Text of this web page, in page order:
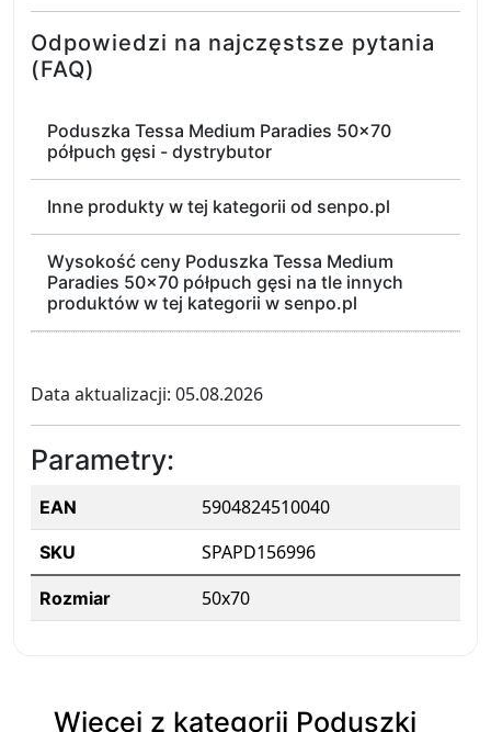
Odpowiedzi na najczęstsze pytania
(FAQ)
Poduszka Tessa Medium Paradies 50x70
półpuch gęsi - dystrybutor
Inne produkty w tej kategorii od senpo.pl
Wysokość ceny Poduszka Tessa Medium
Paradies 50x70 półpuch gęsi na tle innych
produktów w tej kategorii w senpo.pl
Data aktualizacji: 05.08.2026
Parametry:
EAN 5904824510040
SKU SPAPD156996
Rozmiar 50x70
Więcej z kategorii Poduszki